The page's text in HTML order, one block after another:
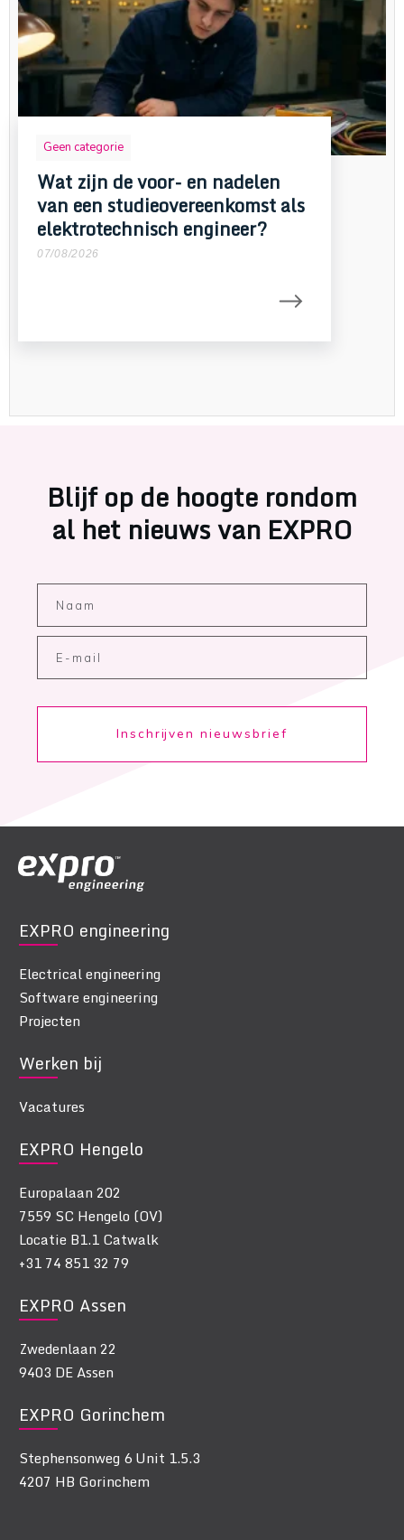
Geen categorie
Wat zijn de voor- en nadelen
van een studieovereenkomst als
elektrotechnisch engineer?
07/08/2026
Blijf op de hoogte rondom
al het nieuws van EXPRO
Inschrijven nieuwsbrief
EXPRO engineering
Electrical engineering
Software engineering
Projecten
Werken bij
Vacatures
EXPRO Hengelo
Europalaan 202
7559 SC Hengelo (OV)
Locatie B1.1 Catwalk
+31 74 851 32 79
EXPRO Assen
Zwedenlaan 22
9403 DE Assen
EXPRO Gorinchem
Stephensonweg 6 Unit 1.5.3
4207 HB Gorinchem